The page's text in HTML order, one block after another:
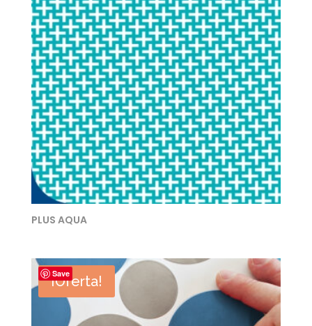
PLUS AQUA
Save
¡Oferta!